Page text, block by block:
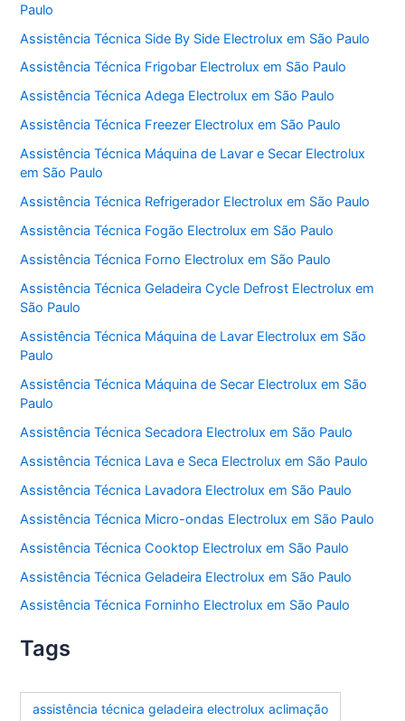
Paulo
Assistência Técnica Side By Side Electrolux em São Paulo
Assistência Técnica Frigobar Electrolux em São Paulo
Assistência Técnica Adega Electrolux em São Paulo
Assistência Técnica Freezer Electrolux em São Paulo
Assistência Técnica Máquina de Lavar e Secar Electrolux
em São Paulo
Assistência Técnica Refrigerador Electrolux em São Paulo
Assistência Técnica Fogão Electrolux em São Paulo
Assistência Técnica Forno Electrolux em São Paulo
Assistência Técnica Geladeira Cycle Defrost Electrolux em
São Paulo
Assistência Técnica Máquina de Lavar Electrolux em São
Paulo
Assistência Técnica Máquina de Secar Electrolux em São
Paulo
Assistência Técnica Secadora Electrolux em São Paulo
Assistência Técnica Lava e Seca Electrolux em São Paulo
Assistência Técnica Lavadora Electrolux em São Paulo
Assistência Técnica Micro-ondas Electrolux em São Paulo
Assistência Técnica Cooktop Electrolux em São Paulo
Assistência Técnica Geladeira Electrolux em São Paulo
Assistência Técnica Forninho Electrolux em São Paulo
Tags
assistência técnica geladeira electrolux aclimação